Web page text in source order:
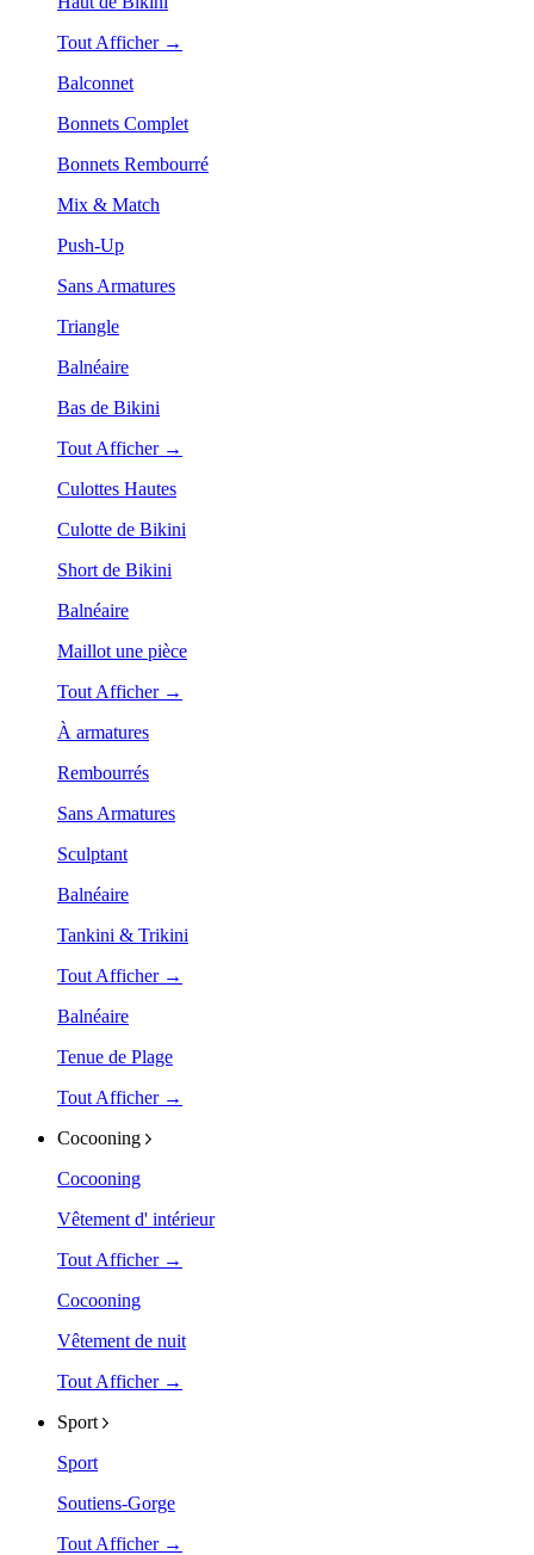
Tout Afficher →
Balconnet
Bonnets Complet
Bonnets Rembourré
Mix & Match
Push-Up
Sans Armatures
Triangle
Balnéaire
Bas de Bikini
Tout Afficher →
Culottes Hautes
Culotte de Bikini
Short de Bikini
Balnéaire
Maillot une pièce
Tout Afficher →
À armatures
Rembourrés
Sans Armatures
Sculptant
Balnéaire
Tankini & Trikini
Tout Afficher →
Balnéaire
Tenue de Plage
Tout Afficher →
Cocooning
Cocooning
Vêtement d' intérieur
Tout Afficher →
Cocooning
Vêtement de nuit
Tout Afficher →
Sport
Sport
Soutiens-Gorge
Tout Afficher →